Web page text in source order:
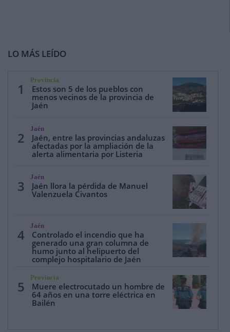
LO MÁS LEÍDO
1
Provincia
Estos son 5 de los pueblos con
menos vecinos de la provincia de
Jaén
2
Jaén
Jaén, entre las provincias andaluzas
afectadas por la ampliación de la
alerta alimentaria por Listeria
3
Jaén
Jaén llora la pérdida de Manuel
Valenzuela Civantos
4
Jaén
Controlado el incendio que ha
generado una gran columna de
humo junto al helipuerto del
complejo hospitalario de Jaén
5
Provincia
Muere electrocutado un hombre de
64 años en una torre eléctrica en
Bailén